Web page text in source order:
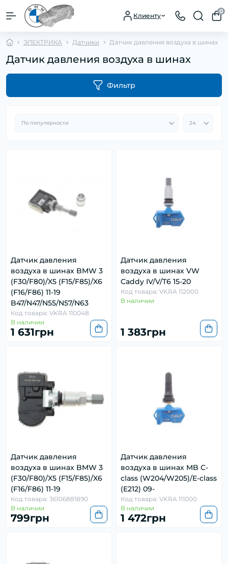
Клиенту
0
ЭЛЕКТРИКА Датчики Датчик давления воздуха в шинах
Датчик давления воздуха в шинах
Фильтр
Датчик давления
воздуха в шинах BMW 3
(F30/F80)/X5 (F15/F85)/X6
(F16/F86) 11-19
B47/N47/N55/N57/N63
Код товара: VKRA 110048
В наличии
1 631грн
Датчик давления
воздуха в шинах VW
Caddy IV/V/T6 15-20
Код товара: VKRA 112000
В наличии
1 383грн
Датчик давления
воздуха в шинах BMW 3
(F30/F80)/X5 (F15/F85)/X6
(F16/F86) 11-19
Код товара: 36106881890
В наличии
799грн
Датчик давления
воздуха в шинах MB C-
class (W204/W205)/E-class
(E212) 09-
Код товара: VKRA 111000
В наличии
1 472грн